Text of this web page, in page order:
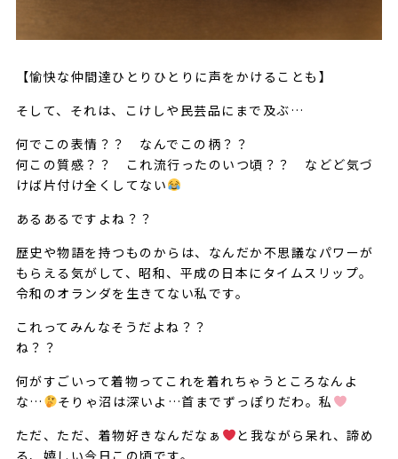
【愉快な仲間達ひとりひとりに声をかけることも】
そして、それは、こけしや民芸品にまで及ぶ…
何でこの表情？？ なんでこの柄？？
何この質感？？ これ流行ったのいつ頃？？ などど気づ
けば片付け全くしてない
あるあるですよね？？
歴史や物語を持つものからは、なんだか不思議なパワーが
もらえる気がして、昭和、平成の日本にタイムスリップ。
令和のオランダを生きてない私です。
これってみんなそうだよね？？
ね？？
何がすごいって着物ってこれを着れちゃうところなんよ
な…
そりゃ沼は深いよ…首までずっぽりだわ。私
ただ、ただ、着物好きなんだなぁ
と我ながら呆れ、諦め
る、嬉しい今日この頃です。